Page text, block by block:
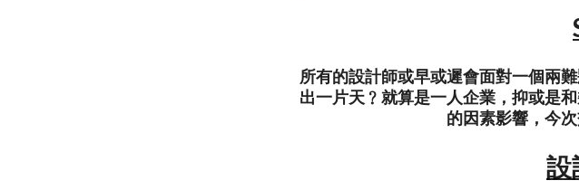
所有的設計師或早或遲會面對一個兩
出一片天﹖就算是一人企業，抑或是
的因素影響，今
設